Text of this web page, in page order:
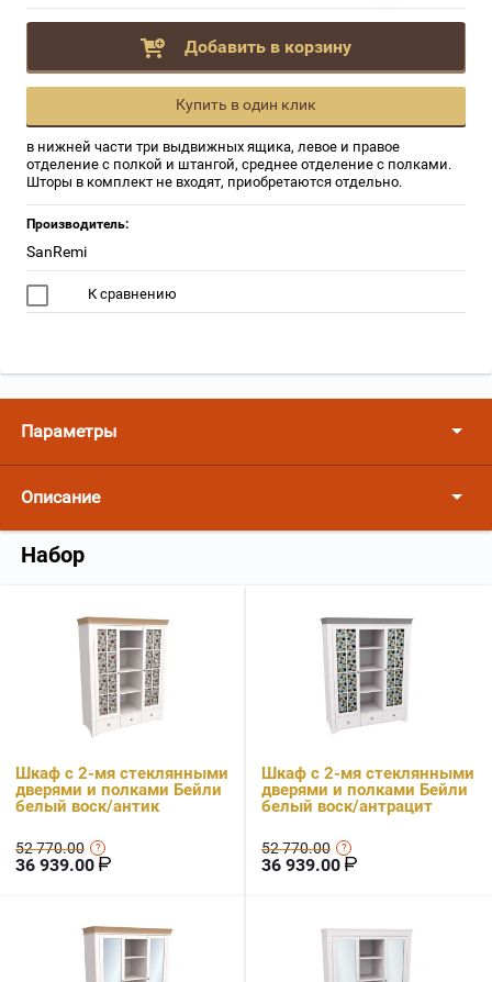
Добавить в корзину
Купить в один клик
в нижней части три выдвижных ящика, левое и правое
отделение с полкой и штангой, среднее отделение с полками.
Шторы в комплект не входят, приобретаются отдельно.
Производитель:
SanRemi
К сравнению
Параметры
Описание
Набор
Шкаф с 2-мя стеклянными
дверями и полками Бейли
белый воск/антик
52 770.00
36 939.00
Шкаф с 2-мя стеклянными
дверями и полками Бейли
белый воск/антрацит
52 770.00
36 939.00